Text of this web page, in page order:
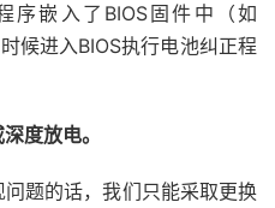
序嵌入了BIOS固件中（如
候进入BIOS执行电池纠正程
度放电。
题的话，我们只能采取更换